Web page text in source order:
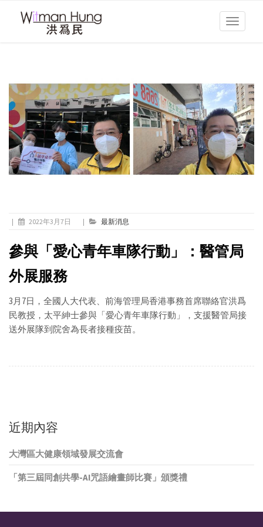
Toggle
| 2022年3月7日 | 最新消息
參與「愛心青年車隊行動」：醫管局
外展服務
3月7日，全國人大代表、前海管理局香港事務首席聯絡官洪爲
民教授，太平紳士參與「愛心青年車隊行動」，支援醫管局接
送外展隊到院舍為長者接種疫苗。
近期內容
大灣區大健康領域發展交流會
「第三屆同創共學-AI咒語繪畫師比賽」頒獎禮